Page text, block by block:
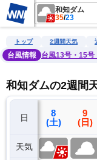
和知ダム
35/23
雨雲レーダー 台風情
トップ 2週間天気
台風情報
台風13号・15号
和知ダムの2週間
日
天気
7
(金)
8
(土)
9
(日)